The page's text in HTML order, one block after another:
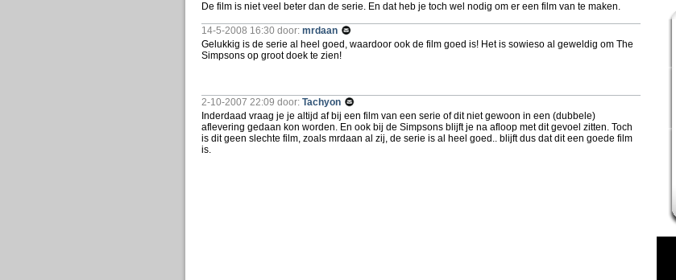
De film is niet veel beter dan de serie. En dat heb je toch wel nodig om er een film van te maken.
14-5-2008 16:30 door: mrdaan
Gelukkig is de serie al heel goed, waardoor ook de film goed is! Het is sowieso al geweldig om The
Simpsons op groot doek te zien!
2-10-2007 22:09 door: Tachyon
Inderdaad vraag je je altijd af bij een film van een serie of dit niet gewoon in een (dubbele)
aflevering gedaan kon worden. En ook bij de Simpsons blijft je na afloop met dit gevoel zitten. Toch
is dit geen slechte film, zoals mrdaan al zij, de serie is al heel goed.. blijft dus dat dit een goede film
is.